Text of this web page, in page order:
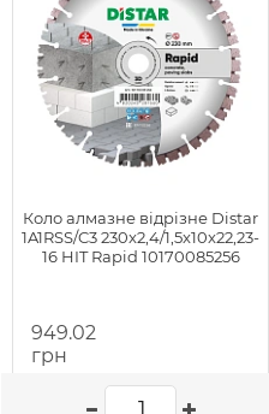
Коло алмазне відрізне Distar
1A1RSS/C3 230x2,4/1,5x10x22,23-
16 HIT Rapid 10170085256
949.02
грн